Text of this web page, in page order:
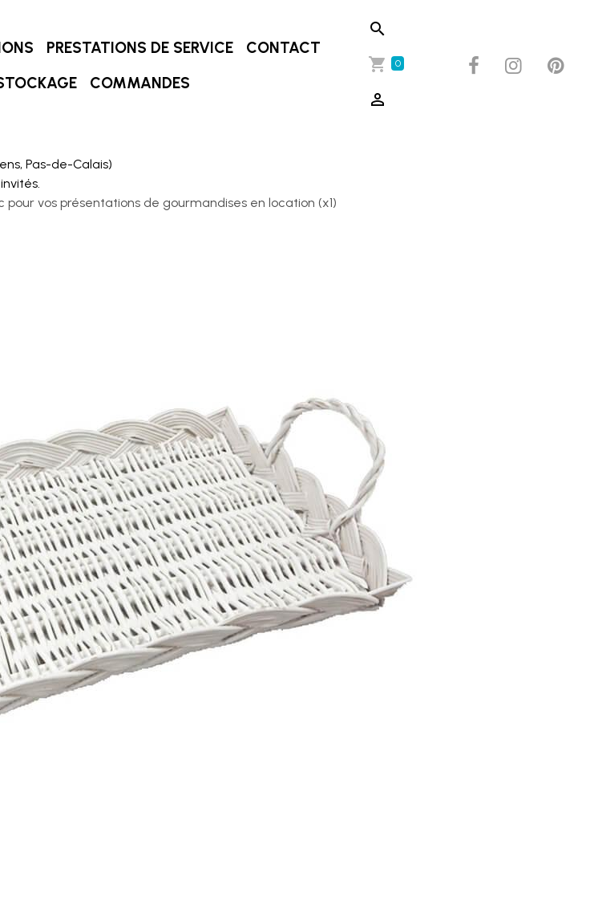
PRESTATIONS DE SERVICE
CONTACT
COMMANDES
0
Pas-de-Calais)
vos présentations de gourmandises en location (x1)